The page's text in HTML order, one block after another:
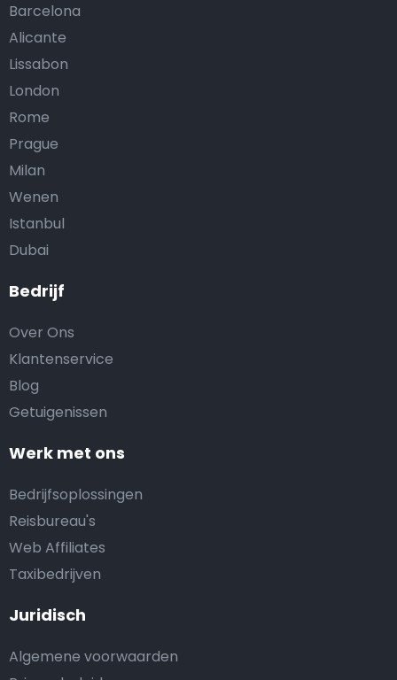
Bedrijf
Over Ons
Klantenservice
Blog
Getuigenissen
Werk met ons
Bedrijfsoplossingen
Reisbureau's
Web Affiliates
Taxibedrijven
Juridisch
Algemene voorwaarden
Barcelona
Alicante
Lissabon
London
Rome
Prague
Milan
Wenen
Istanbul
Dubai